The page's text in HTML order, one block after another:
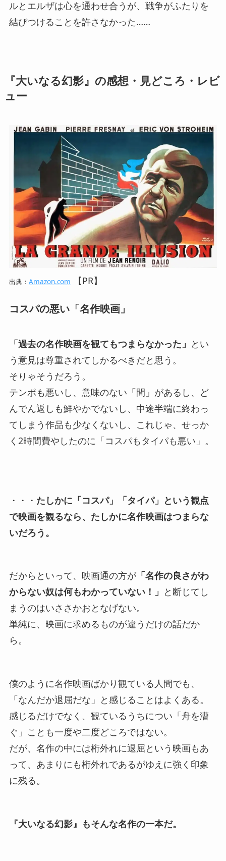
ルとエルザは心を通わせ合うが、戦争がふたりを
結びつけることを許さなかった……
『大いなる幻影』の感想・見どころ・レビ
ュー
出典： Amazon.com 【PR】
コスパの悪い「名作映画」
「過去の名作映画を観てもつまらなかった」 とい
う意見は尊重されてしかるべきだと思う。
そりゃそうだろう。
テンポも悪いし、意味のない「間」があるし、ど
んでん返しも鮮やかでないし、中途半端に終わっ
てしまう作品も少なくないし、これじゃ、せっか
く2時間費やしたのに「コスパもタイパも悪い」。
・・・ たしかに「コスパ」「タイパ」という観点
で映画を観るなら、たしかに名作映画はつまらな
いだろう。
だからといって、映画通の方が「名作の良さがわ
からない奴は何もわかっていない！ 」 と断じてし
まうのはいささかおとなげない。
単純に、映画に求めるものが違うだけの話だか
ら。
僕のように名作映画ばかり観ている人間でも、
「なんだか退屈だな」と感じることはよくある。
感じるだけでなく、観ているうちについ「舟を漕
ぐ」ことも一度や二度どころではない。
だが、名作の中には桁外れに退屈という映画もあ
って、あまりにも桁外れであるがゆえに強く印象
に残る。
『大いなる幻影』もそんな名作の一本だ。